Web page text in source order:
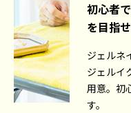
初心者
を目指
ジェルネ
ジェルイ
用意。初
す。